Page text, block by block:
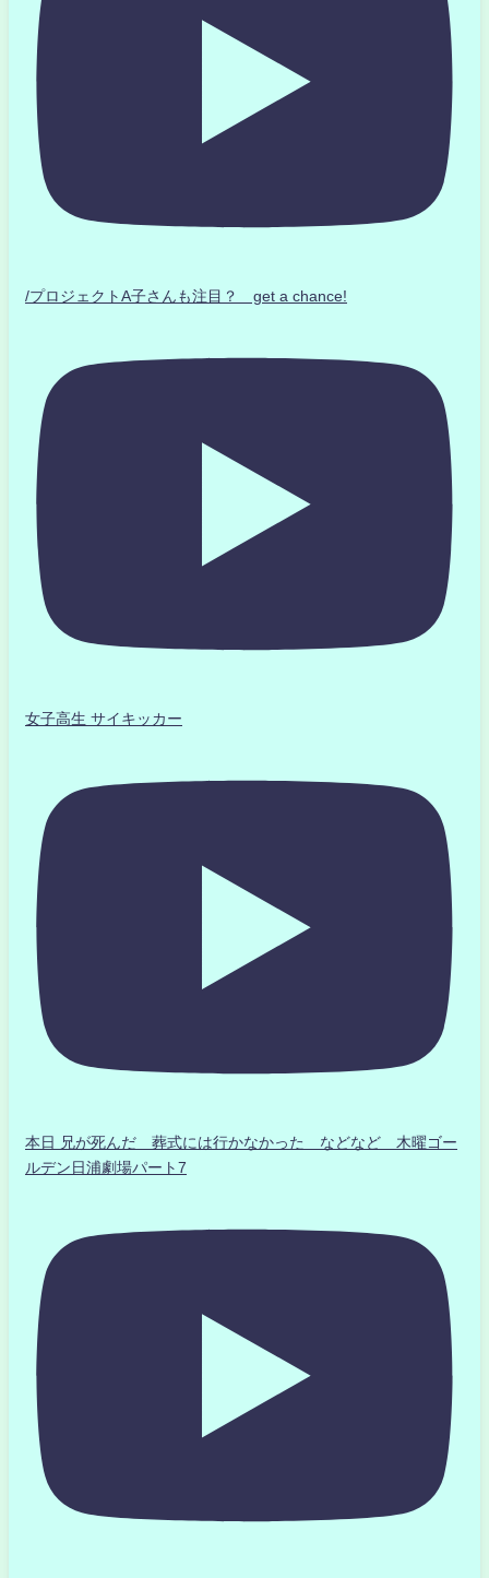
/プロジェクトA子さんも注目？ get a chance!
女子高生 サイキッカー
本日 兄が死んだ 葬式には行かなかった などなど 木曜ゴー
ルデン日浦劇場パート7